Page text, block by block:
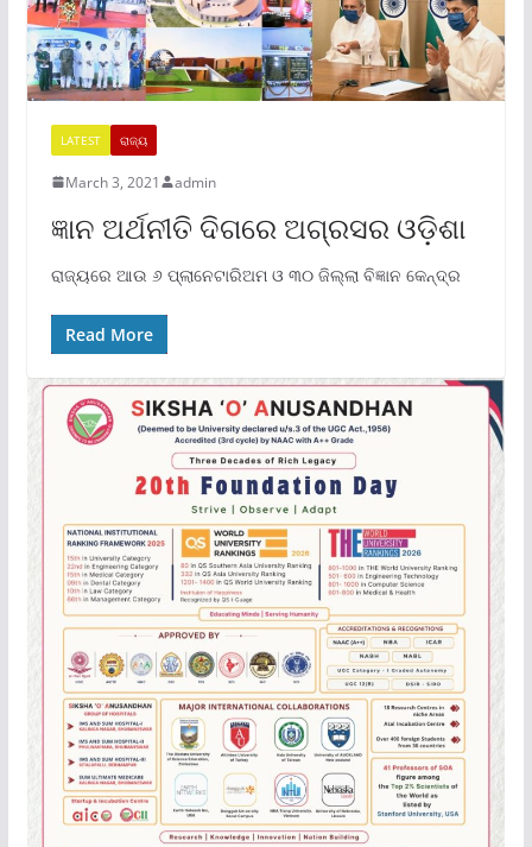
LATEST ରାଜ୍ୟ
March 3, 2021 admin
ଜ୍ଞାନ ଅର୍ଥନୀତି ଦିଗରେ ଅଗ୍ରସର ଓଡ଼ିଶା
ରାଜ୍ୟରେ ଆଉ ୬ ପ୍ଲାନେଟାରିଅମ ଓ ୩୦ ଜିଲ୍ଲା ବିଜ୍ଞାନ କେନ୍ଦ୍ର
Read More